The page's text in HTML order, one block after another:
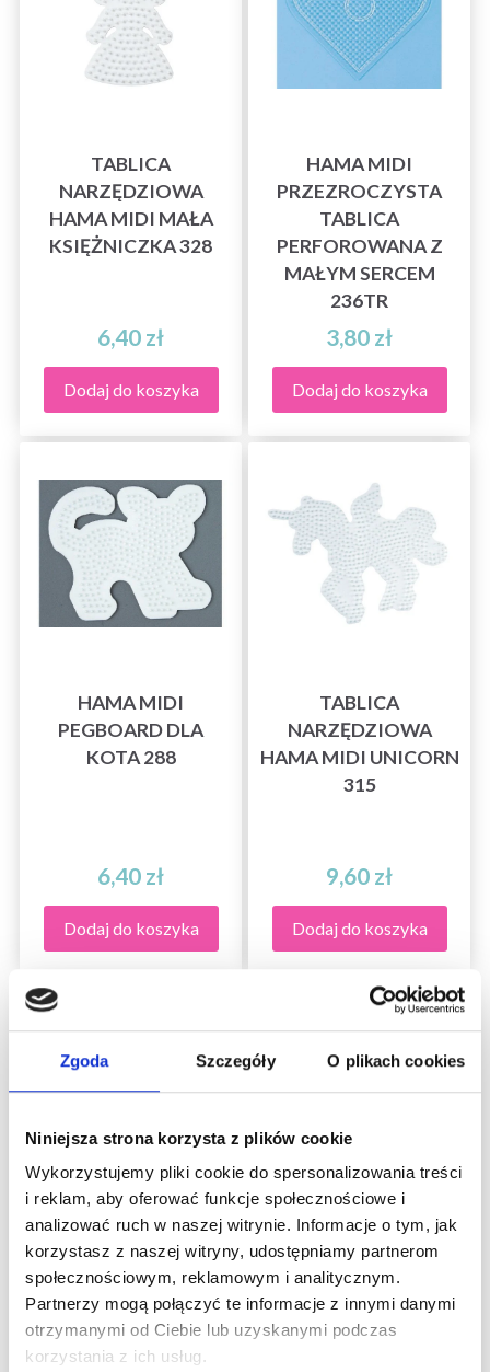
Zgoda Szczegóły O plikach cookies
Niniejsza strona korzysta z plików cookie
Wykorzystujemy pliki cookie do spersonalizowania treści
i reklam, aby oferować funkcje społecznościowe i
analizować ruch w naszej witrynie. Informacje o tym, jak
korzystasz z naszej witryny, udostępniamy partnerom
społecznościowym, reklamowym i analitycznym.
Partnerzy mogą połączyć te informacje z innymi danymi
otrzymanymi od Ciebie lub uzyskanymi podczas
korzystania z ich usług.
TABLICA
NARZĘDZIOWA
HAMA MIDI MAŁA
KSIĘŻNICZKA 328
6,40 zł
Dodaj do koszyka
HAMA MIDI
PRZEZROCZYSTA
TABLICA
PERFOROWANA Z
MAŁYM SERCEM
236TR
3,80 zł
Dodaj do koszyka
HAMA MIDI
PEGBOARD DLA
KOTA 288
6,40 zł
Dodaj do koszyka
TABLICA
NARZĘDZIOWA
HAMA MIDI UNICORN
315
9,60 zł
Dodaj do koszyka
TABLICA NA JAJKA
HAMA MIDI 260
TABLICA
NARZĘDZIOWA
HAMA SQUARE 7X7
CM